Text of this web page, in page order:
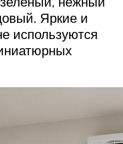
Яркие и
используются